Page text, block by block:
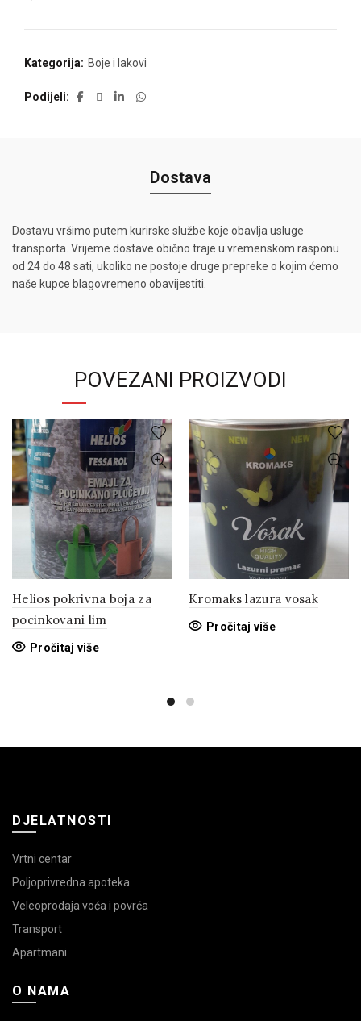
Kategorija: Boje i lakovi
Podijeli
Dostava
Dostavu vršimo putem kurirske službe koje obavlja usluge
transporta. Vrijeme dostave obično traje u vremenskom rasponu
od 24 do 48 sati, ukoliko ne postoje druge prepreke o kojim ćemo
naše kupce blagovremeno obavijestiti.
POVEZANI PROIZVODI
Helios pokrivna boja za
pocinkovani lim
Pročitaj više
Kromaks lazura vosak
Pročitaj više
DJELATNOSTI
Vrtni centar
Poljoprivredna apoteka
Veleoprodaja voća i povrća
Transport
Apartmani
O NAMA